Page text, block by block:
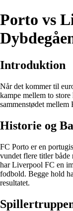
Porto vs
Introduktion
Når det kommer til
kampe mellem to
sammenstødet
Historie og
FC Porto er en
vundet flere titler både
har Liverpool FC en
fodbold. Begge hold
resultatet.